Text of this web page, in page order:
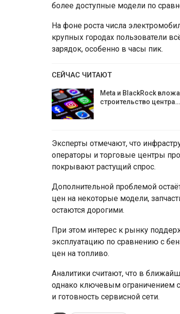
более доступные модели по
На фоне роста числа
крупных городах пользователи
зарядок, особенно в часы пик.
СЕЙЧАС ЧИТАЮТ
Meta и BlackRock
строительство центра…
Эксперты отмечают, что
операторы и торговые центры
покрывают растущий спрос.
Дополнительной проблемой
цен на некоторые модели,
остаются дорогими.
При этом интерес к рынку
эксплуатацию по сравнению с
цен на топливо.
Аналитики считают, что в
однако ключевым ограничением
и готовность сервисной сети.